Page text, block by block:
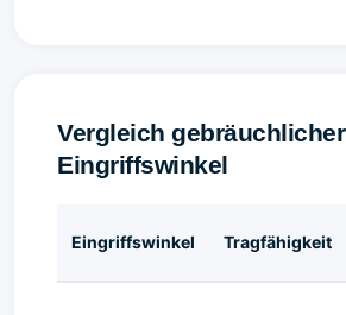
Vergleich gebräuchlicher
Eingriffswinkel
Eingriffswinkel Tragfähigkeit